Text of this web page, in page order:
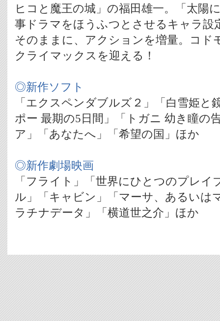
ヒコと魔王の城」の福田雄一。「太陽
事ドラマをほうふつとさせるキャラ設
そのままに、アクションを増量。コド
クライマックスを迎える！
◎新作ソフト
「エクスペンダブルズ２」「白雪姫と
ポー 最期の5日間」「トガニ 幼き瞳の
ア」「あなたへ」「希望の国」ほか
◎新作劇場映画
「フライト」「世界にひとつのプレイ
ル」「キャビン」「マーサ、あるいは
ラチナデータ」「横道世之介」ほか